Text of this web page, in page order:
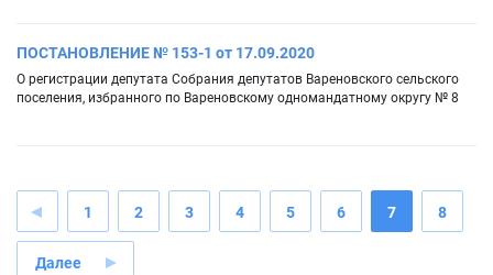
ПОСТАНОВЛЕНИЕ № 153-1 от 17.09.2020
О регистрации депутата Собрания депутатов Вареновского сельского
поселения, избранного по Вареновскому одномандатному округу № 8
1 2 3 4 5 6 7 8
Далее